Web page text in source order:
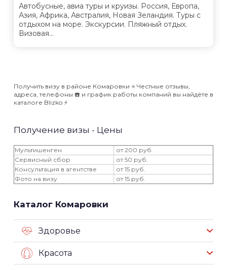
Автобусные, авиа туры и круизы. Россия, Европа,
Азия, Африка, Австралия, Новая Зеландия. Туры с
отдыхом на море. Экскурсии. Пляжный отдых.
Визовая...
Получить визу в районе Комаровки ⭐️ Честные отзывы,
адреса, телефоны ☎️ и график работы компаний вы найдёте в
каталоге Blizko ⚡️
Получение визы - Цены
Мультишенген
от 200 руб.
Сервисный сбор
от 50 руб.
Консультация в агентстве
от 15 руб.
Фото на визу
от 15 руб.
Каталог Комаровки
Здоровье
Красота